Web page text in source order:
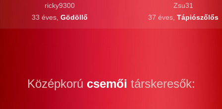
Zsu31
37 éves, Tápiószőlős
ricky9300
33 éves, Gödöllő
Középkorú csemői társkeresők: